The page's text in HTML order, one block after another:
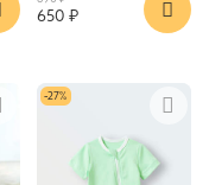
650 ₽
-27%